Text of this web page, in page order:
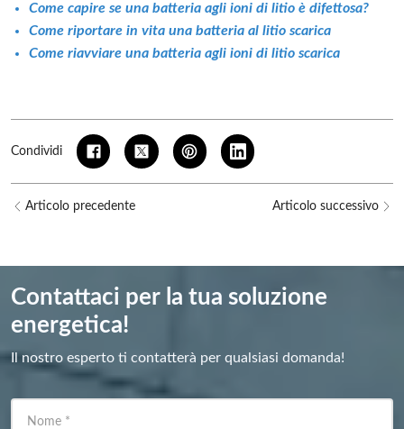
Come capire se una batteria agli ioni di litio è difettosa?
Come riportare in vita una batteria al litio scarica
Come riavviare una batteria agli ioni di litio scarica
Condividi
Articolo precedente Articolo successivo
Contattaci per la tua soluzione
energetica!
Il nostro esperto ti contatterà per qualsiasi domanda!
Nome *